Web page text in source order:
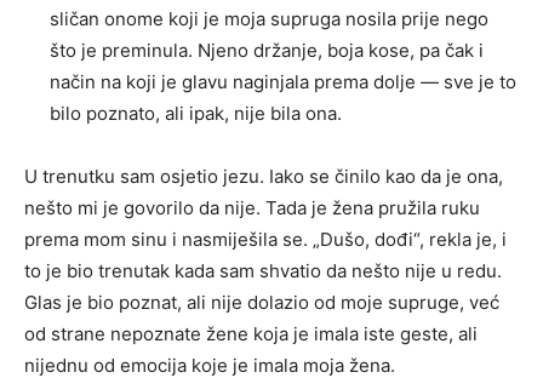
sličan onome koji je moja supruga nosila prije nego
što je preminula. Njeno držanje, boja kose, pa čak i
način na koji je glavu naginjala prema dolje — sve je to
bilo poznato, ali ipak, nije bila ona.
U trenutku sam osjetio jezu. Iako se činilo kao da je ona,
nešto mi je govorilo da nije. Tada je žena pružila ruku
prema mom sinu i nasmiješila se. „Dušo, dođi“, rekla je, i
to je bio trenutak kada sam shvatio da nešto nije u redu.
Glas je bio poznat, ali nije dolazio od moje supruge, već
od strane nepoznate žene koja je imala iste geste, ali
nijednu od emocija koje je imala moja žena.